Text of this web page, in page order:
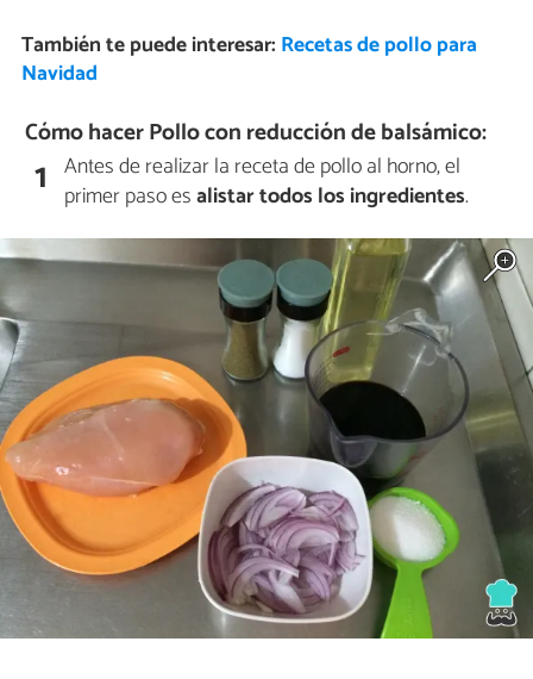
También te puede interesar: Recetas de pollo para
Navidad
Cómo hacer Pollo con reducción de balsámico:
1 Antes de realizar la receta de pollo al horno, el
primer paso esalistar todos los ingredientes.